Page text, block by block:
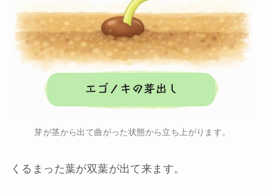
芽が茎から出て曲がった状態から立ち上がります。
くるまった葉が双葉が出て来ます。